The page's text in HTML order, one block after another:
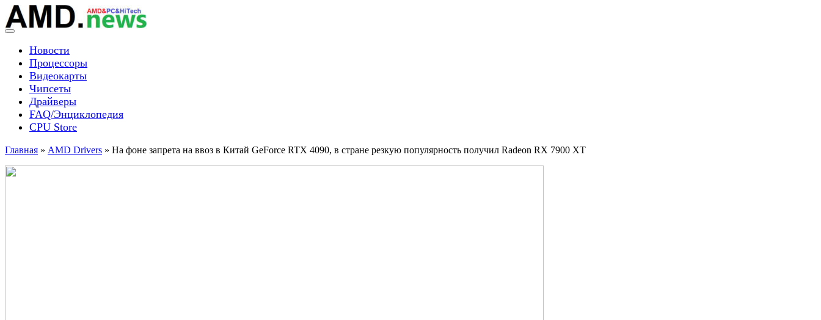
Skip
to
content
AMD news
Menu
Новости
Процессоры
Видеокарты
Чипсеты
Драйверы
FAQ/Энциклопедия
CPU Store
Главная » AMD Drivers » На фоне запрета на ввоз в Китай GeForce RTX 4090, в стране резкую популярность получил Radeon RX 7900 XT